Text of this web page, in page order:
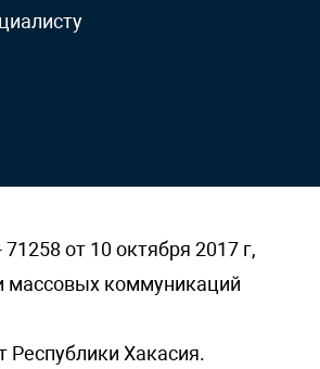
от 10 октября 2017 г,
массовых коммуникаций
Республики Хакасия.